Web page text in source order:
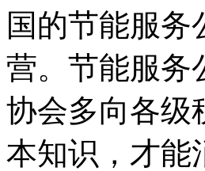
国的节能服
营。节能服务
协会多向各级
本知识，才能